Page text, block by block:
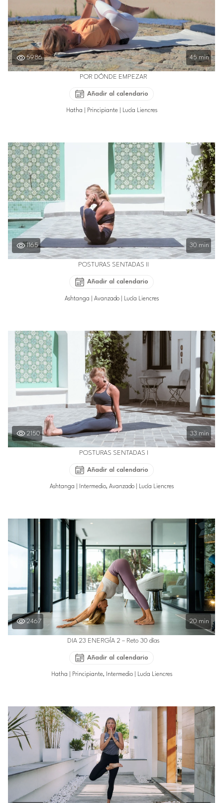
5986 45 min
POR DÓNDE EMPEZAR
Añadir al calendario
Hatha Principiante Lucía Liencres
1165 30 min
POSTURAS SENTADAS II
Añadir al calendario
Ashtanga Avanzado Lucía Liencres
2150 33 min
POSTURAS SENTADAS I
Añadir al calendario
Ashtanga Intermedio, Avanzado Lucía Liencres
2467 20 min
DIA 23 ENERGÍA 2 – Reto 30 días
Añadir al calendario
Hatha Principiante, Intermedio Lucía Liencres